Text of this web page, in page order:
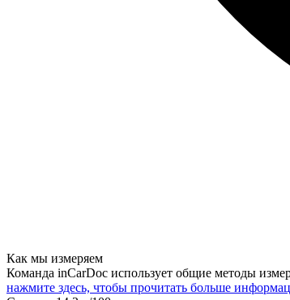
Как мы измеряем
Команда inCarDoc использует общие методы
нажмите здесь, чтобы прочитать больше